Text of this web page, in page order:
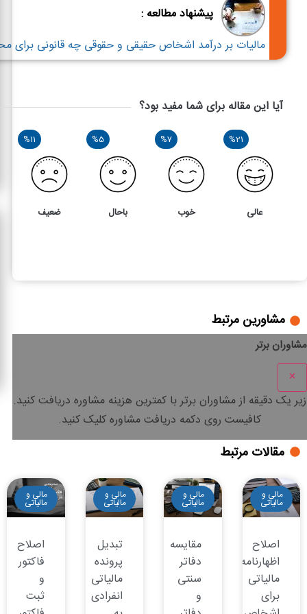
پیشنهاد مطالعه :
مالیات بر درآمد اشخاص حقیقی و حقوقی چه قانونی برای
آیا این مقاله برای شما مفید بود؟
%21
عالی
%7
خوب
%5
باحال
%11
ضعیف
مشاورین مرتبط
مشاوران برتر
×
زیر یک دقیقه از مشاوران برتر باکمترین هزینه مشاوره دریافت کنید.
کافیست روی دکمه دریافت مشاوره کلیک کنید.
مقالات مرتبط
مالی و
مالیاتی
اصلاح
اظهارنامه
مالیاتی
برای
مالی و
مالیاتی
مقایسه
دفاتر
سنتی
و
مالی و
مالیاتی
تبدیل
پرونده
مالیاتی
انفرادی
مالی و
مالیاتی
اصلاح
فاکتور
و
ثبت